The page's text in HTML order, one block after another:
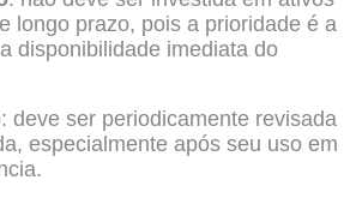
longo prazo, pois a prioridade é a
disponibilidade imediata do
: deve ser periodicamente revisada
especialmente após seu uso em